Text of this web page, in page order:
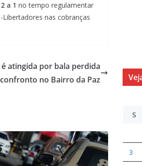
2 a 1 no tempo regulamentar
nas cobranças
é atingida por bala perdida
no Bairro da Paz
S
3